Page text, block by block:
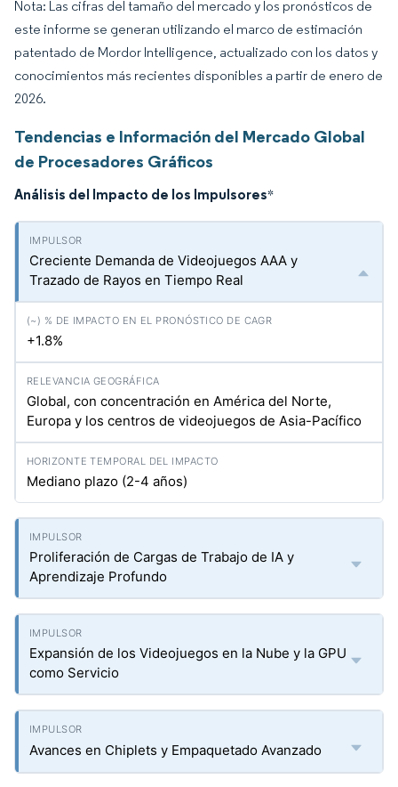
Nota: Las cifras del tamaño del mercado y los pronósticos de
este informe se generan utilizando el marco de estimación
patentado de Mordor Intelligence, actualizado con los datos y
conocimientos más recientes disponibles a partir de enero de
2026.
Tendencias e Información del Mercado Global
de Procesadores Gráficos
Análisis del Impacto de los Impulsores*
Creciente Demanda de Videojuegos AAA y
Trazado de Rayos en Tiempo Real
+1.8%
Global, con concentración en América del Norte,
Europa y los centros de videojuegos de Asia-Pacífico
Mediano plazo (2-4 años)
Proliferación de Cargas de Trabajo de IA y
Aprendizaje Profundo
Expansión de los Videojuegos en la Nube y la GPU
como Servicio
Avances en Chiplets y Empaquetado Avanzado